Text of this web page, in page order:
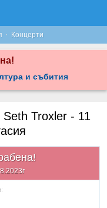
· Концерти
и събития
Troxler - 11